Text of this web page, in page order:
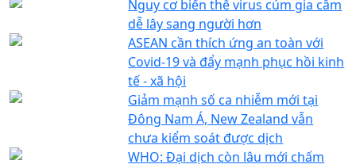
Nguy cơ biến thể virus cúm gia cầm
dễ lây sang người hơn
ASEAN cần thích ứng an toàn với
Covid-19 và đẩy mạnh phục hồi kinh
tế - xã hội
Giảm mạnh số ca nhiễm mới tại
Đông Nam Á, New Zealand vẫn
chưa kiểm soát được dịch
WHO: Đại dịch còn lâu mới chấm